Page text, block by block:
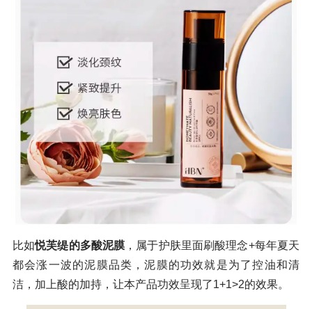
比如悦芙缇的多酸泥膜 ，属于护肤里面刷酸理念+每年夏天
都会涨一波的泥膜品类，泥膜的功效就是为了控油和清
洁，加上酸的加持，让本产品功效呈现了1+1>2的效果。